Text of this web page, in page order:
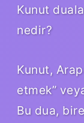
Kunut
nedir?
Kunut,
etmek”
Bu dua,